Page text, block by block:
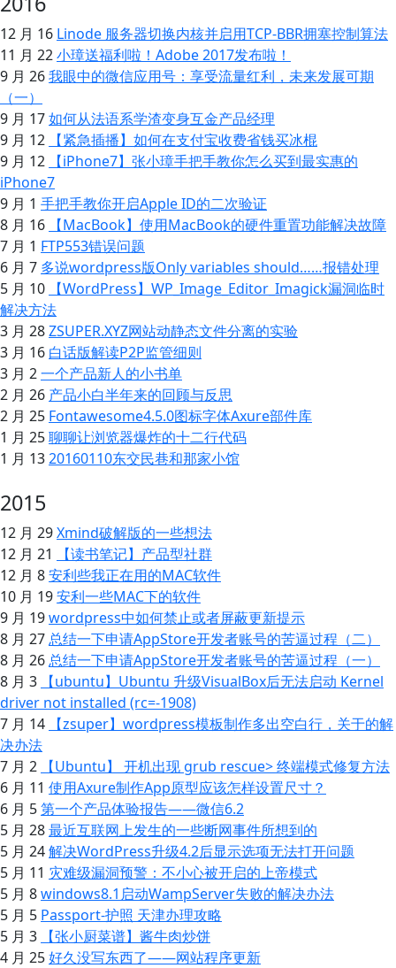
12 月 16 Linode 服务器切换内核并启用TCP-BBR拥塞控制算法
11 月 22小璋送福利啦！Adobe 2017发布啦！
9 月 26我眼中的微信应用号：享受流量红利，未来发展可期
（一）
9 月 17如何从法语系学渣变身互金产品经理
9 月 12
【紧急插播】如何在支付宝收费省钱买冰棍
9 月 12
【iPhone7】张小璋手把手教你怎么买到最实惠的
iPhone7
9 月 1 手把手教你开启Apple ID的二次验证
8 月 16
【MacBook】使用MacBook的硬件重置功能解决故障
7 月 1 FTP553错误问题
6 月 7 多说wordpress版Only variables should……报错处理
5 月 10
【WordPress】WP_Image_Editor_Imagick漏洞临时
解决方法
3 月 28ZSUPER.XYZ网站动静态文件分离的实验
3 月 16 白话版解读P2P监管细则
3 月 2一个产品新人的小书单
2 月 26 产品小白半年来的回顾与反思
2 月 25 Fontawesome4.5.0图标字体Axure部件库
1 月 25聊聊让浏览器爆炸的十二行代码
1 月 1320160110东交民巷和那家小馆
2015
12 月 29Xmind破解版的一些想法
12 月 21
【读书笔记】产品型社群
12 月 8安利些我正在用的MAC软件
10 月 19安利一些MAC下的软件
9 月 19wordpress中如何禁止或者屏蔽更新提示
8 月 27总结一下申请AppStore开发者账号的苦逼过程（二）
8 月 26总结一下申请AppStore开发者账号的苦逼过程（一）
8 月 3
【ubuntu】Ubuntu 升级VisualBox后无法启动 Kernel
driver not installed (rc=-1908)
7 月 14
【zsuper】wordpress模板制作多出空白行，关于 的解
决办法
7 月 2
【Ubuntu】 开机出现 grub rescue> 终端模式修复方法
6 月 11 使用Axure制作App原型应该怎样设置尺寸？
6 月 5第一个产品体验报告——微信6.2
5 月 28最近互联网上发生的一些断网事件所想到的
5 月 24解决WordPress升级4.2后显示选项无法打开问题
5 月 11 灾难级漏洞预警：不小心被开启的上帝模式
5 月 8windows8.1启动WampServer失败的解决办法
5 月 5 Passport-护照 天津办理攻略
5 月 3
【张小厨菜谱】酱牛肉炒饼
4 月 25好久没写东西了——网站程序更新